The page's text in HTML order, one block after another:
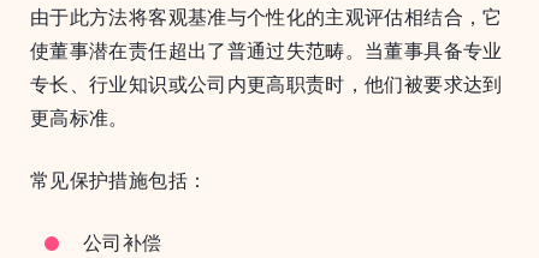
由于此方法将客观基准与个性化的主观评估相结合，它
使董事潜在责任超出了普通过失范畴。当董事具备专业
专长、行业知识或公司内更高职责时，他们被要求达到
更高标准。
常见保护措施包括：
公司补偿